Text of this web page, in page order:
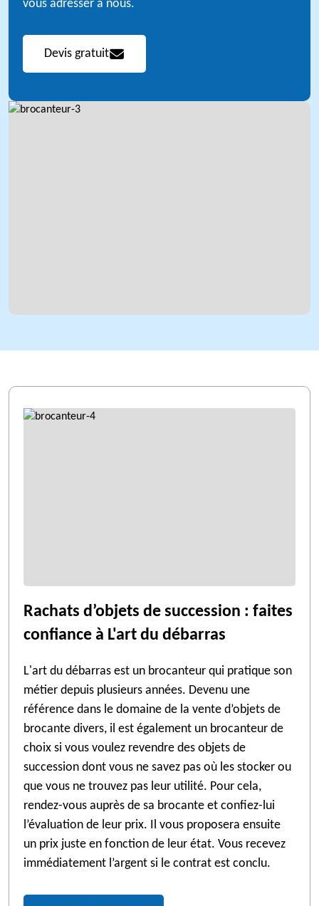
vous adresser à nous.
Devis gratuit
Rachats d’objets de succession : faites
confiance à L'art du débarras
L'art du débarras est un brocanteur qui pratique son
métier depuis plusieurs années. Devenu une
référence dans le domaine de la vente d’objets de
brocante divers, il est également un brocanteur de
choix si vous voulez revendre des objets de
succession dont vous ne savez pas où les stocker ou
que vous ne trouvez pas leur utilité. Pour cela,
rendez-vous auprès de sa brocante et confiez-lui
l’évaluation de leur prix. Il vous proposera ensuite
un prix juste en fonction de leur état. Vous recevez
immédiatement l’argent si le contrat est conclu.